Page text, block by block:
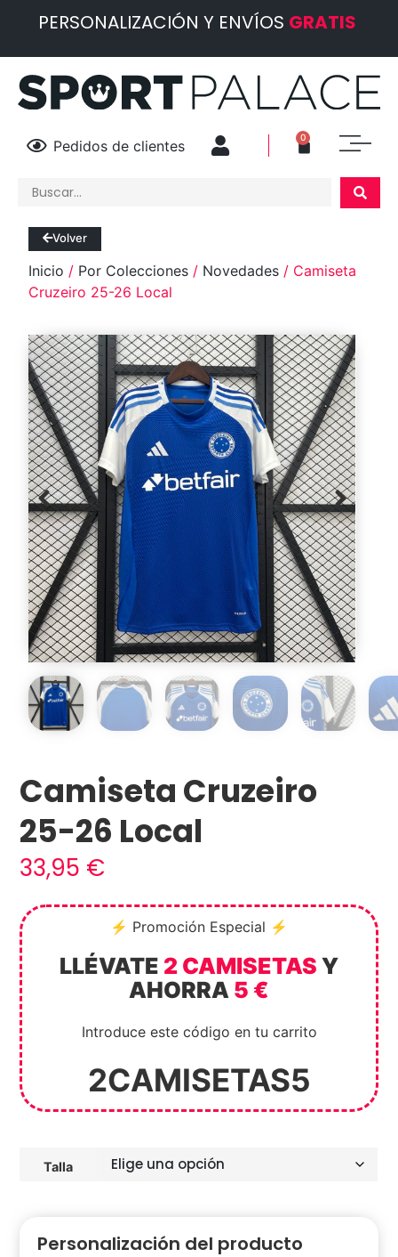
PERSONALIZACIÓN Y ENVÍOS GRATIS
Pedidos de clientes 0
Camiseta Cruzeiro
25-26 Local
33,95 €
⚡ Promoción Especial ⚡
LLÉVATE 2 CAMISETAS Y
AHORRA 5 €
Introduce este código en tu carrito
2CAMISETAS5
Talla
Personalización del producto
Volver
Inicio / Por Colecciones / Novedades / Camiseta
Cruzeiro 25-26 Local